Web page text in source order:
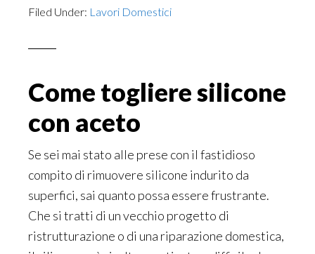
Filed Under: Lavori Domestici
Come togliere silicone
con aceto
Se sei mai stato alle prese con il fastidioso
compito di rimuovere silicone indurito da
superfici, sai quanto possa essere frustrante.
Che si tratti di un vecchio progetto di
ristrutturazione o di una riparazione domestica,